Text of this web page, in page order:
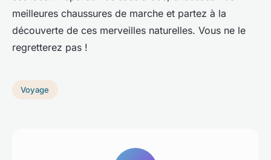
meilleures chaussures de marche et partez à la
découverte de ces merveilles naturelles. Vous ne le
regretterez pas !
Voyage